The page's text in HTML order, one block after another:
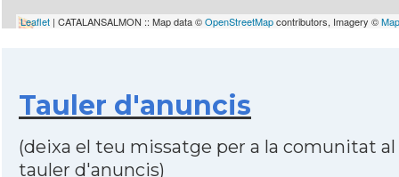
Leaflet | CATALANSALMON :: Map data ©OpenStreetMapcontributors, Imagery ©
Tauler d'anuncis
(deixa el teu missatge per a la comunitat al
tauler d'anuncis)